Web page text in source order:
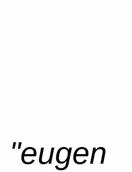
"eugen